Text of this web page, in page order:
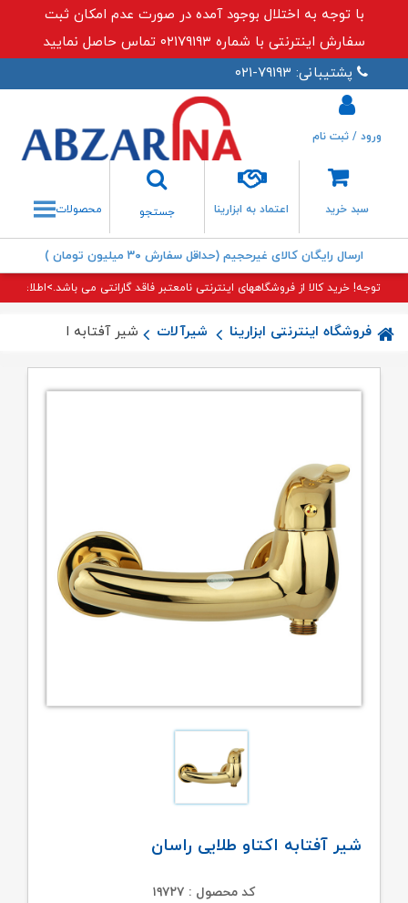
با توجه به اختلال بوجود آمده در صورت عدم امکان ثبت
سفارش اینترنتی با شماره ۰۲۱۷۹۱۹۳ تماس حاصل نمایید
پشتیبانی: ۷۹۱۹۳-۰۲۱
سبد خرید اعتماد به ابزارینا
جستجو
جستجو
ورود / ثبت نام
محصولات
ارسال رایگان کالای غیرحجیم (حداقل سفارش ۳۰ میلیون تومان )
توجه! خرید کالا از فروشگاههای اینترنتی نامعتبر فاقد گارانتی می باشد.>اطلاعات
فروشگاه اینترنتی ابزارینا شیرآلات شیر آفتابه اکتاو
شیر آفتابه اکتاو طلایی راسان
کد محصول : ۱۹۷۲۷